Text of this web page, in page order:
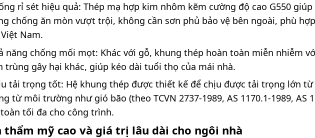
rỉ sét hiệu quả: Thép mạ hợp kim nhôm kẽm cường độ cao G550
chống ăn mòn vượt trội, không cần sơn phủ bảo vệ bên ngoài, phù
Nam.
năng chống mối mọt: Khác với gỗ, khung thép hoàn toàn miễn nhiễm
trùng gây hại khác, giúp kéo dài tuổi thọ của mái nhà.
tải trọng tốt: Hệ khung thép được thiết kế để chịu được tải trọng lớn từ
từ môi trường như gió bão (theo TCVN 2737-1989, AS 1170.1-1989, AS
tối đa cho công trình.
thẩm mỹ cao và giá trị lâu dài cho ngôi nhà